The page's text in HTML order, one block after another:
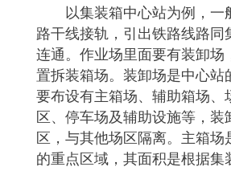
以集装箱中心站为例，一
路干线接轨，引出铁路线路同
连通。作业场里面要有装卸场
置拆装箱场。装卸场是中心站
要布设有主箱场、辅助箱场、
区、停车场及辅助设施等，装
区，与其他场区隔离。主箱场
的重点区域，其面积是根据集